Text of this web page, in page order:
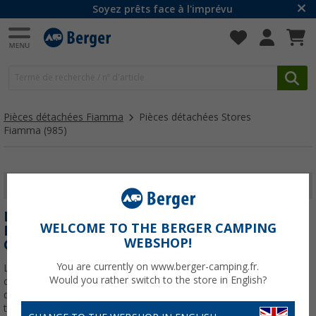
Soyez prêts face à l'imprévu
Pièces détachées Fiamma
Pièces détachées Stores
Fiamma (985)
AFFICHER LES FILTRES
PIÈCES DÉTACHÉES POUR STORES FIAMMA :
RÉPAREZ ET AMÉLIOREZ VOTRE STORE AVEC
GARANTIE
Les stores Fiamma restent une référence dans le monde du
camping, grâce à leur fiabilité, leur facilité d'utilisation et leur
durabilité. Cependant, une utilisation fréquente, le passage du
temps ou des situations imprévues peuvent
En savoir plus sur
WELCOME TO THE BERGER CAMPING
WEBSHOP!
You are currently on www.berger-camping.fr.
Would you rather switch to the store in English?